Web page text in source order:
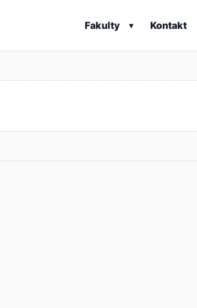
Fakulty ▾ Kontakt